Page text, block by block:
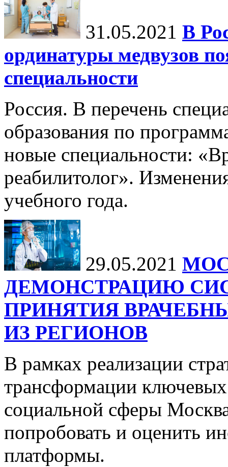
31.05.2021 В
ординатуры медвузов
специальности
Россия. В перечень
образования по
новые специальности:
реабилитолог».
учебного года.
29.05.2021
ДЕМОНСТРАЦИЮ
ПРИНЯТИЯ
ИЗ РЕГИОНОВ
В рамках реализации
трансформации
социальной сферы
попробовать и оценить
платформы.